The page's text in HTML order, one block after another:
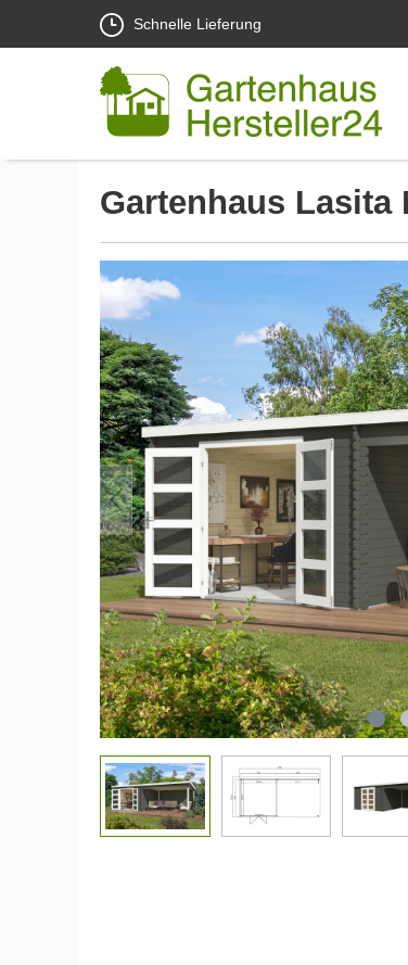
Schnelle Lieferung
Gartenhaus Lasita